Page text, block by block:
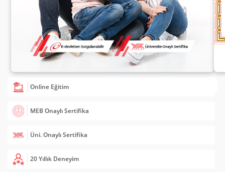
20 Yıllık Deneyim
Üni. Onaylı Sertifika
MEB Onaylı Sertifika
Online Eğitim